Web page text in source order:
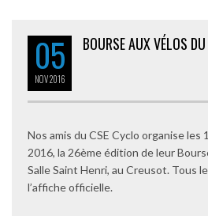
05
NOV2016
BOURSE AUX VÉLOS
Nos amis du CSE Cyclo organise les
2016, la 26ème édition de leur
Salle Saint Henri, au Creusot. Tous
l’affiche officielle.